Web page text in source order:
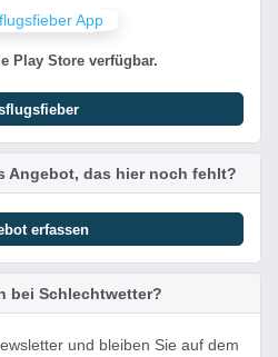
Play Store verfügbar.
Angebot, das hier noch fehlt?
erfassen
bei Schlechtwetter?
und bleiben Sie auf dem